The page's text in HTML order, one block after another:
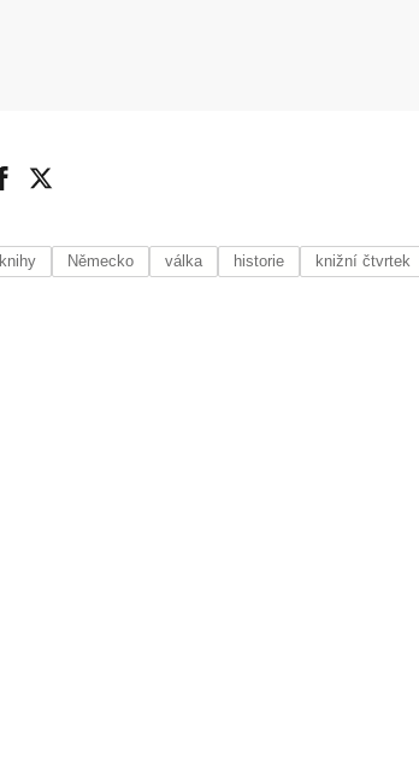
knihy Německo válka historie knižní čtvrtek